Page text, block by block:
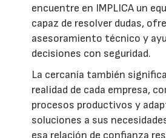
encuentre en IMPLICA un
capaz de resolver dudas,
asesoramiento técnico y
decisiones con seguridad.
La cercanía también
realidad de cada empresa,
procesos productivos y
soluciones a sus
esa relación de confianza